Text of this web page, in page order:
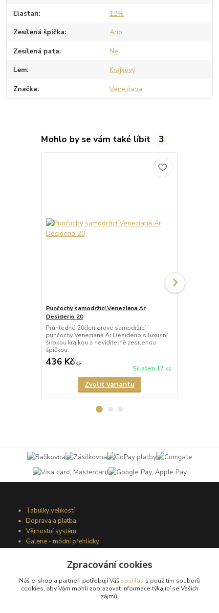
Elastan 12%
Zesílená špička Ano
Zesílená pata Ne
Lem Krajkový
Značka Veneziana
Mohlo by se vám také líbit 3
Punčochy samodržící Veneziana Ar
Desiderio 20
Průhledné 20denierové samodržící
punčochy Veneziana Ar Desiderio s luxusní
širokou krajkou a neviditelně zesílenou
špičkou.
436 Kč/ks
Skladem 17 ks
Zvolit variantu
Tabulky velikostí
Doprava a platba
Věrnostní systém
Galerie - módní přehlídky
Podmínky užití webového rozhraní
Obchodní podmínky
Zpracování cookies
Náš e-shop a partneři potřebují Váš souhlas s použitím souborů
cookies, aby Vám mohli zobrazovat informace týkající se Vašich
zájmů.